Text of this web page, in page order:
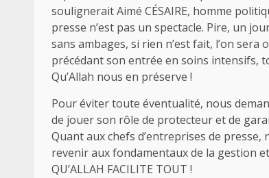
soulignerait Aimé CÉSAIRE, homme
presse n’est pas un spectacle. Pire, un
sans ambages, si rien n’est fait, l’on
précédant son entrée en soins intensifs,
Qu’Allah nous en préserve !
Pour éviter toute éventualité, nous
de jouer son rôle de protecteur et de
Quant aux chefs d’entreprises de
revenir aux fondamentaux de la gestion
QU’ALLAH FACILITE TOUT !